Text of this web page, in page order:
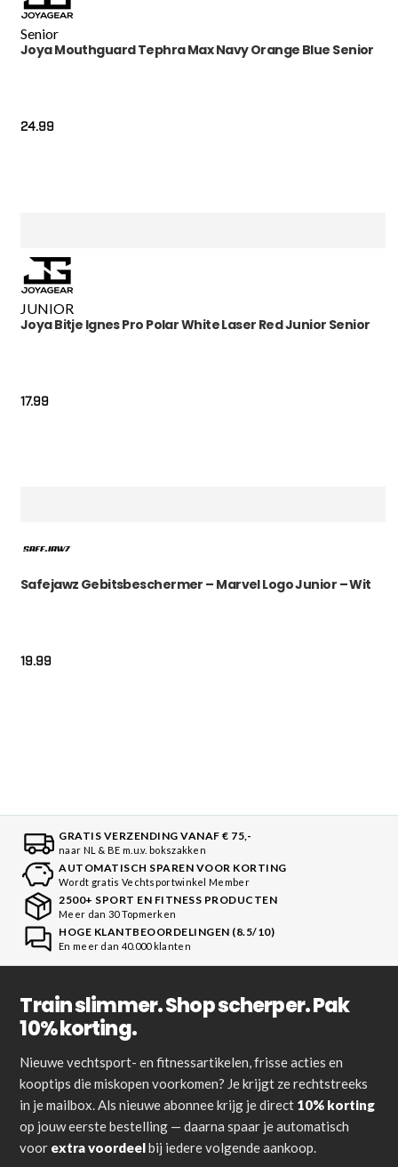
Senior
Joya Mouthguard Tephra Max Navy Orange Blue Senior
24.99
JUNIOR
Joya Bitje Ignes Pro Polar White Laser Red Junior Senior
17.99
Safejawz Gebitsbeschermer – Marvel Logo Junior – Wit
19.99
GRATIS VERZENDING VANAF € 75,-
naar NL & BE m.u.v. bokszakken
AUTOMATISCH SPAREN VOOR KORTING
Wordt gratis Vechtsportwinkel Member
2500+ SPORT EN FITNESS PRODUCTEN
Meer dan 30 Topmerken
HOGE KLANTBEOORDELINGEN (8.5/10)
En meer dan 40.000 klanten
Train slimmer. Shop scherper. Pak
10% korting.
Nieuwe vechtsport- en fitnessartikelen, frisse acties en
kooptips die miskopen voorkomen? Je krijgt ze rechtstreeks
in je mailbox. Als nieuwe abonnee krijg je direct 10% korting
op jouw eerste bestelling — daarna spaar je automatisch
voor extra voordeelbij iedere volgende aankoop.